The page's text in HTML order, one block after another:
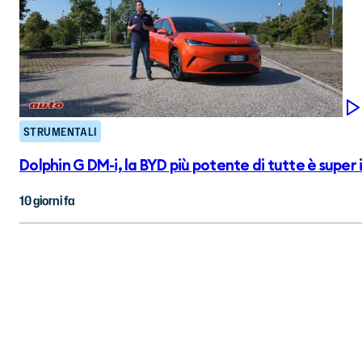
STRUMENTALI
Dolphin G DM-i, la BYD più potente di tutte è super
10 giorni fa